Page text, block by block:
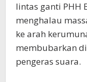
lintas ganti PHH
menghalau
ke arah
membubarkan
pengeras suara.